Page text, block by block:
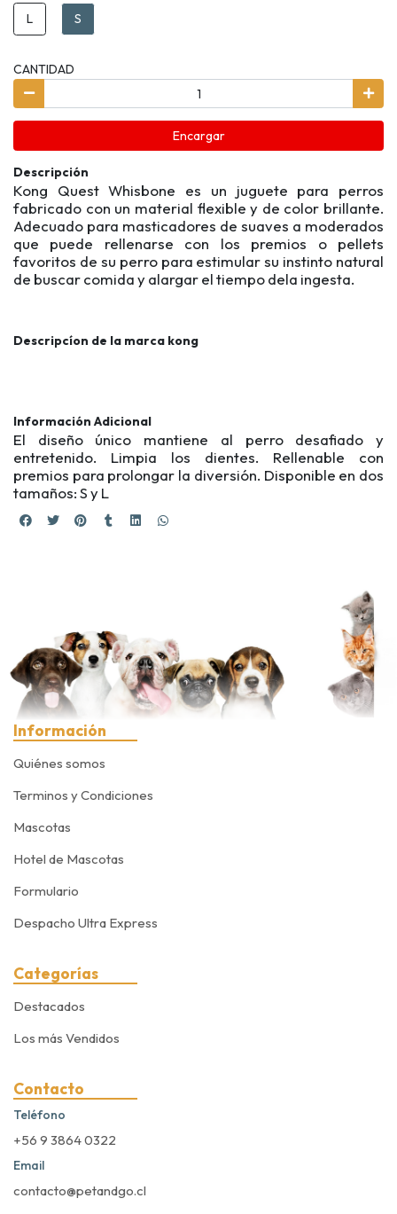
L S
CANTIDAD
Encargar
Descripción
Kong Quest Whisbone es un juguete para perros
fabricado con un material flexible y de color brillante.
Adecuado para masticadores de suaves a moderados
que puede rellenarse con los premios o pellets
favoritos de su perro para estimular su instinto natural
de buscar comida y alargar el tiempo dela ingesta.
Descripcíon de la marca kong
Información Adicional
El diseño único mantiene al perro desafiado y
entretenido. Limpia los dientes. Rellenable con
premios para prolongar la diversión. Disponible en dos
tamaños: S y L
Información
Quiénes somos
Terminos y Condiciones
Mascotas
Hotel de Mascotas
Formulario
Despacho Ultra Express
Categorías
Destacados
Los más Vendidos
Contacto
Teléfono
+56 9 3864 0322
Email
contacto@petandgo.cl